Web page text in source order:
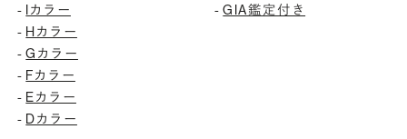
- Iカラー
- Hカラー
-Gカラー
- Fカラー
- Eカラー
- Dカラー
-GIA鑑定付き